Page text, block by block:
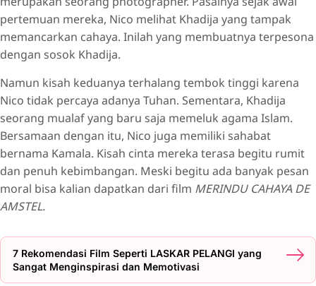
pertemuan mereka, Nico melihat Khadija yang tampak
memancarkan cahaya. Inilah yang membuatnya terpesona
dengan sosok Khadija.
Namun kisah keduanya terhalang tembok tinggi karena
Nico tidak percaya adanya Tuhan. Sementara, Khadija
seorang mualaf yang baru saja memeluk agama Islam.
Bersamaan dengan itu, Nico juga memiliki sahabat
bernama Kamala. Kisah cinta mereka terasa begitu rumit
dan penuh kebimbangan. Meski begitu ada banyak pesan
moral bisa kalian dapatkan dari film MERINDU CAHAYA DE
AMSTEL.
7 Rekomendasi Film Seperti LASKAR PELANGI yang
Sangat Menginspirasi dan Memotivasi